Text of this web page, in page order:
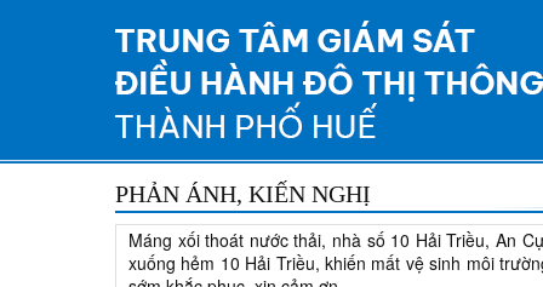
PHẢN ÁNH, KIẾN NGHỊ
Máng xối thoát nước thải, nhà số 10 Hải Triều, An
xuống hẻm 10 Hải Triều, khiến mất vệ sinh môi